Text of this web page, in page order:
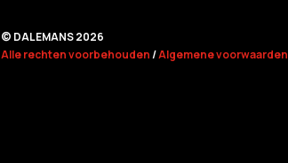
© DALEMANS 2026
Alle rechten voorbehouden/Algemene voorwaarden